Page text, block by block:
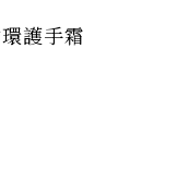
護手霜